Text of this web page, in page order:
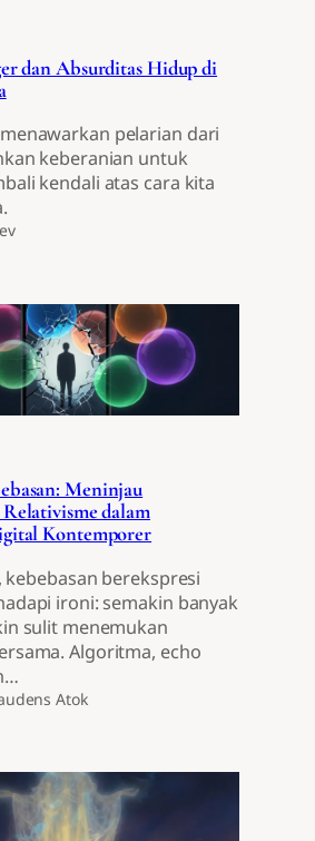
dan Absurditas Hidup di
pelarian dari
keberanian untuk
kendali atas cara kita
Meninjau
dalam
Kontemporer
kebebasan berekspresi
ironi: semakin banyak
sulit menemukan
Algoritma, echo
Atok